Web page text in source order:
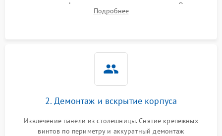
проверка конфорок на равномерность нагрева. Опрос
клиента о симптомах (не включается, не видит посуду,
Подробнее
2. Демонтаж и вскрытие корпуса
Извлечение панели из столешницы. Снятие крепежных
винтов по периметру и аккуратный демонтаж